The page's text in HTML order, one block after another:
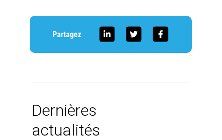
Partagez
Dernières
actualités